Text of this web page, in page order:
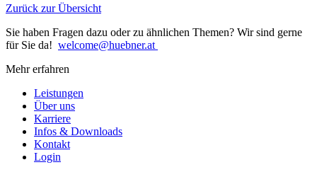
Zurück zur Übersicht
Sie haben Fragen dazu oder zu ähnlichen Themen? Wir sind gerne
für Sie da! welcome@huebner.at
Mehr erfahren
Leistungen
Über uns
Karriere
Infos & Downloads
Kontakt
Login